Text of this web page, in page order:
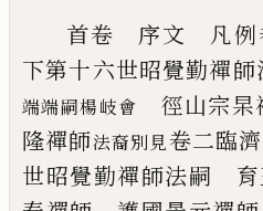
首卷 序文 凡例
下第十六世昭覺勤禪師
端端嗣楊岐會
徑山宗杲
隆禪師法裔別見卷二臨
世昭覺勤禪師法嗣 育